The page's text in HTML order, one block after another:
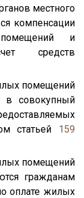
местного
компенсации
и
средств
помещений
в совокупный
статьей 159
помещений
гражданам
оплате жилых